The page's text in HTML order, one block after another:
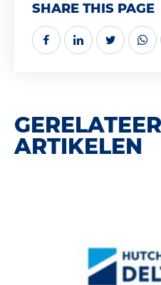
SHARE THIS PAGE
ARTIKELEN